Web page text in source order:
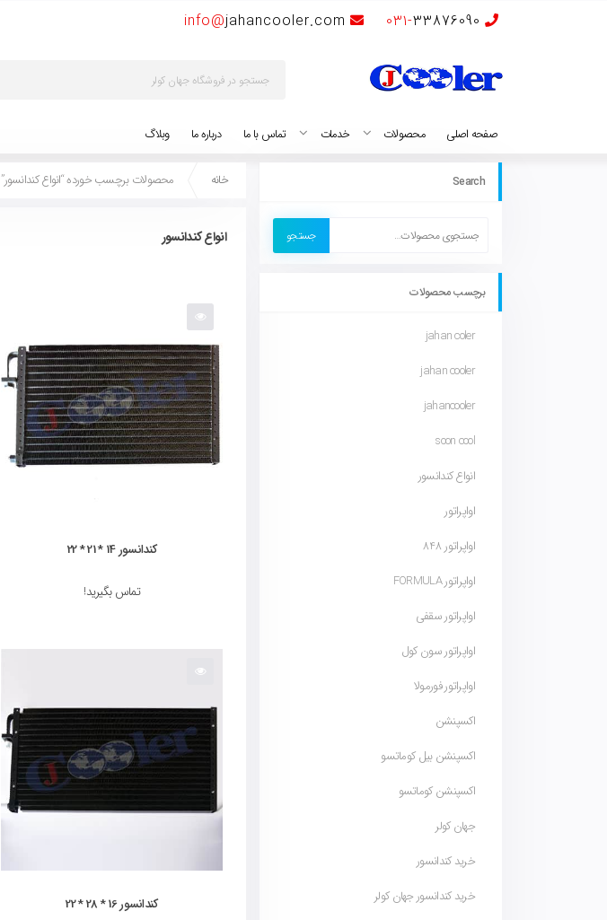
031-33876090
info@jahancooler.com
صفحه اصلی محصولات خدمات تماس با ما درباره ما وبلاگ
Search
جستجو
برچسب محصولات
jahan coler
jahan cooler
jahancooler
soon cool
انواع کندانسور
اواپراتور
اواپراتور 848
اواپراتور FORMULA
اواپراتور سقفی
اواپراتور سون کول
اواپراتور فورمولا
اکسپنشن
اکسپنشن بیل کوماتسو
اکسپنشن کوماتسو
جهان کولر
خرید کندانسور
خرید کندانسور جهان کولر
خانه محصولات برچسب خورده “انواع کندانسور”
انواع کندانسور
کندانسور 14 * 21 * 22
تماس بگیرید!
کندانسور 16 * 28 * 22